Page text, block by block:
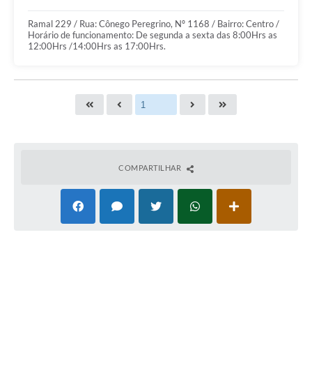
Ramal 229 / Rua: Cônego Peregrino, Nº 1168 / Bairro: Centro /
Horário de funcionamento: De segunda a sexta das 8:00Hrs as
12:00Hrs /14:00Hrs as 17:00Hrs.
COMPARTILHAR